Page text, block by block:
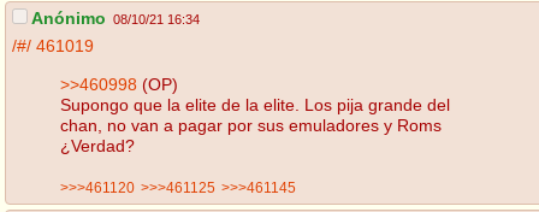
Anónimo 08/10/21 16:34
/#/ 461019
>>460998 (OP)
Supongo que la elite de la elite. Los pija grande del
chan, no van a pagar por sus emuladores y Roms
¿Verdad?
>>>461120 >>>461125 >>>461145